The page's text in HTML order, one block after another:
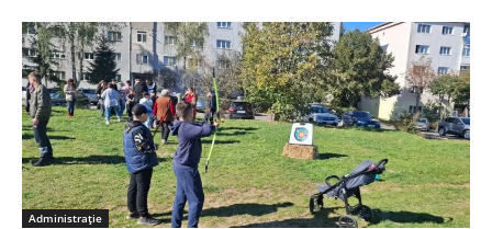
Administrație